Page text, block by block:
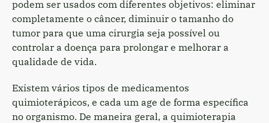
podem ser usados com diferentes objetivos: eliminar
completamente o câncer, diminuir o tamanho do
tumor para que uma cirurgia seja possível ou
controlar a doença para prolongar e melhorar a
qualidade de vida.
Existem vários tipos de medicamentos
quimioterápicos, e cada um age de forma específica
no organismo. De maneira geral, a quimioterapia